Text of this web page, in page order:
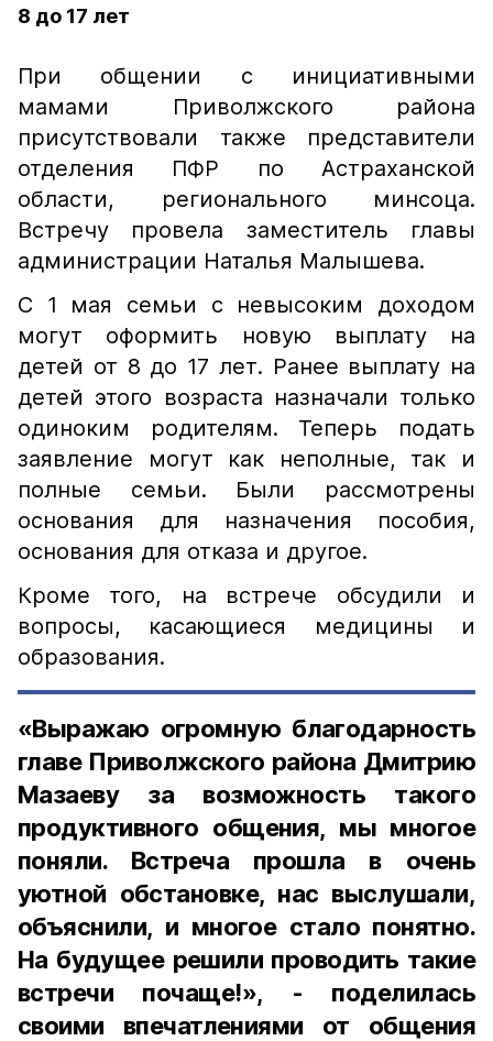
8 до 17 лет
При общении с инициативными
мамами Приволжского района
присутствовали также представители
отделения ПФР по Астраханской
области, регионального минсоца.
Встречу провела заместитель главы
администрации Наталья Малышева.
С 1 мая семьи с невысоким доходом
могут оформить новую выплату на
детей от 8 до 17 лет. Ранее выплату на
детей этого возраста назначали только
одиноким родителям. Теперь подать
заявление могут как неполные, так и
полные семьи. Были рассмотрены
основания для назначения пособия,
основания для отказа и другое.
Кроме того, на встрече обсудили и
вопросы, касающиеся медицины и
образования.
«Выражаю огромную благодарность
главе Приволжского района Дмитрию
Мазаеву за возможность такого
продуктивного общения, мы многое
поняли. Встреча прошла в очень
уютной обстановке, нас выслушали,
объяснили, и многое стало понятно.
На будущее решили проводить такие
встречи почаще!», - поделилась
своими впечатлениями от общения